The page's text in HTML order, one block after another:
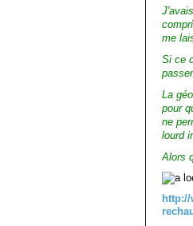
me
Si ce
La
pour
ne
lourd
Alors